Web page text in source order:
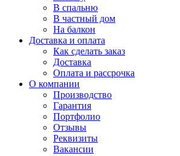
В спальню
В частный дом
На балкон
Доставка и оплата
Как сделать заказ
Доставка
Оплата и рассрочка
О компании
Производство
Гарантия
Портфолио
Отзывы
Реквизиты
Вакансии